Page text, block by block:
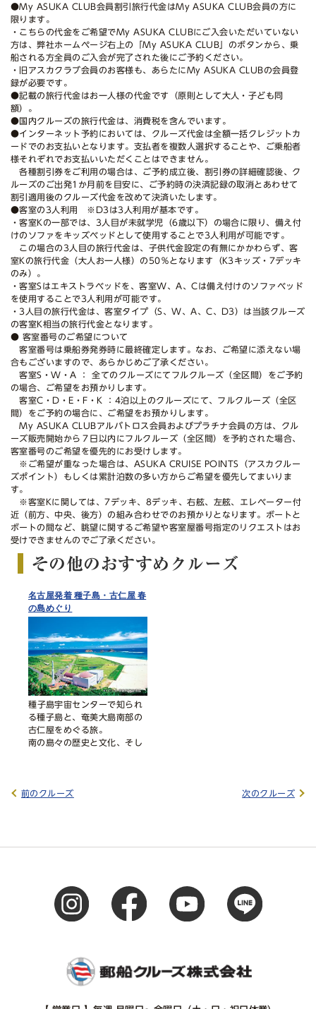
●My ASUKA CLUB会員割引旅行代金はMy ASUKA CLUB会員の方に
限ります。
・こちらの代金をご希望でMy ASUKA CLUBにご入会いただいていない
方は、弊社ホームページ右上の「My ASUKA CLUB」のボタンから、乗
船される方全員のご入会が完了された後にご予約ください。
・旧アスカクラブ会員のお客様も、あらたにMy ASUKA CLUBの会員登
録が必要です。
●記載の旅行代金はお一人様の代金です（原則として大人・子ども同
額）。
●国内クルーズの旅行代金は、消費税を含んでいます。
●インターネット予約においては、クルーズ代金は全額一括クレジットカ
ードでのお支払いとなります。支払者を複数人選択することや、ご乗船者
様それぞれでお支払いいただくことはできません。
各種割引券をご利用の場合は、ご予約成立後、割引券の詳細確認後、ク
ルーズのご出発1か月前を目安に、ご予約時の決済記録の取消とあわせて
割引適用後のクルーズ代金を改めて決済いたします。
●客室の3人利用 ※D3は3人利用が基本です。
・客室Kの一部では、3人目が未就学児（6歳以下）の場合に限り、備え付
けのソファをキッズベッドとして使用することで3人利用が可能です。
この場合の3人目の旅行代金は、子供代金設定の有無にかかわらず、客
室Kの旅行代金（大人お一人様）の50％となります（K3キッズ・7デッキ
のみ）。
・客室Sはエキストラベッドを、客室W、A、Cは備え付けのソファベッド
を使用することで3人利用が可能です。
・3人目の旅行代金は、客室タイプ（S、W、A、C、D3）は当該クルーズ
の客室K相当の旅行代金となります。
● 客室番号のご希望について
客室番号は乗船券発券時に最終確定します。なお、ご希望に添えない場
合もございますので、あらかじめご了承ください。
客室S・W・A ： 全てのクルーズにてフルクルーズ（全区間）をご予約
の場合、ご希望をお預かりします。
客室C・D・E・F・K ：4泊以上のクルーズにて、フルクルーズ（全区
間）をご予約の場合に、ご希望をお預かりします。
My ASUKA CLUBアルバトロス会員およびプラチナ会員の方は、クル
ーズ販売開始から７日以内にフルクルーズ（全区間）を予約された場合、
客室番号のご希望を優先的にお受けします。
※ご希望が重なった場合は、ASUKA CRUISE POINTS（アスカクルー
ズポイント）もしくは累計泊数の多い方からご希望を優先してまいりま
す。
※客室Kに関しては、7デッキ、8デッキ、右舷、左舷、エレベーター付
近（前方、中央、後方）の組み合わせでのお預かりとなります。ボートと
ボートの間など、眺望に関するご希望や客室屋番号指定のリクエストはお
受けできませんのでご了承ください。
その他のおすすめクルーズ
名古屋発着 種子島・古仁屋 春
の島めぐり
種子島宇宙センターで知られ
る種子島と、奄美大島南部の
古仁屋をめぐる旅。
南の島々の歴史と文化、そし
前のクルーズ 次のクルーズ